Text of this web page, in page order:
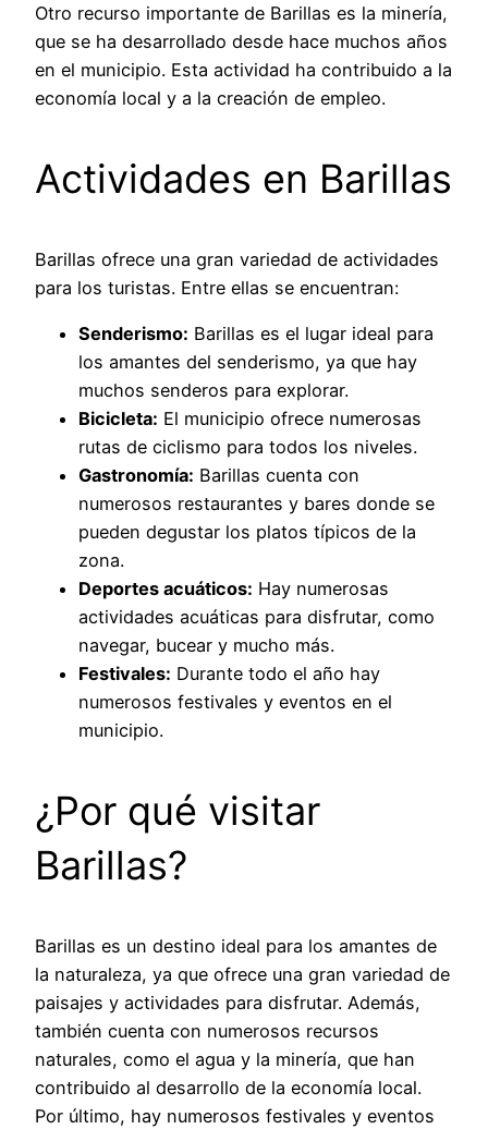
Otro recurso importante de Barillas es la minería,
que se ha desarrollado desde hace muchos años
en el municipio. Esta actividad ha contribuido a la
economía local y a la creación de empleo.
Actividades en Barillas
Barillas ofrece una gran variedad de actividades
para los turistas. Entre ellas se encuentran:
Senderismo: Barillas es el lugar ideal para
los amantes del senderismo, ya que hay
muchos senderos para explorar.
Bicicleta: El municipio ofrece numerosas
rutas de ciclismo para todos los niveles.
Gastronomía: Barillas cuenta con
numerosos restaurantes y bares donde se
pueden degustar los platos típicos de la
zona.
Deportes acuáticos: Hay numerosas
actividades acuáticas para disfrutar, como
navegar, bucear y mucho más.
Festivales: Durante todo el año hay
numerosos festivales y eventos en el
municipio.
¿Por qué visitar
Barillas?
Barillas es un destino ideal para los amantes de
la naturaleza, ya que ofrece una gran variedad de
paisajes y actividades para disfrutar. Además,
también cuenta con numerosos recursos
naturales, como el agua y la minería, que han
contribuido al desarrollo de la economía local.
Por último, hay numerosos festivales y eventos